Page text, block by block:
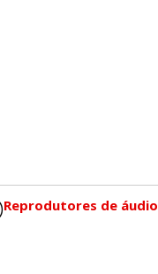
Reprodutores de áudio